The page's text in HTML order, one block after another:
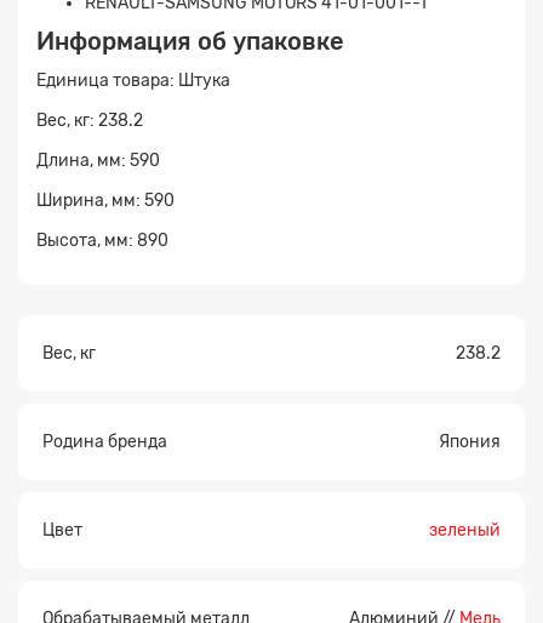
Информация об упаковке
Единица товара: Штука
Вес, кг: 238.2
Длина, мм: 590
Ширина, мм: 590
Высота, мм: 890
Вес, кг 238.2
Родина бренда Япония
Цвет зеленый
Обрабатываемый металл Алюминий // Медь
Прикрепите